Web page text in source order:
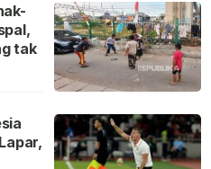
tak